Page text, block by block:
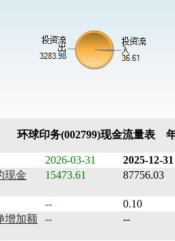
环球印务(002799)现金流量表
2026-03-31
2025-12-31
现金
15473.61 87756.03
--
0.10
增加额
-- --